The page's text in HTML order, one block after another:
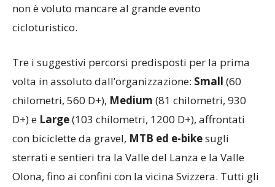
non è voluto mancare al grande evento
cicloturistico.
Tre i suggestivi percorsi predisposti per la prima
volta in assoluto dall’organizzazione: Small (60
chilometri, 560 D+), Medium (81 chilometri, 930
D+) e Large(103 chilometri, 1200 D+), affrontati
con biciclette da gravel, MTB ed e-bikesugli
sterrati e sentieri tra la Valle del Lanza e la Valle
Olona, fino ai confini con la vicina Svizzera. Tutti gli